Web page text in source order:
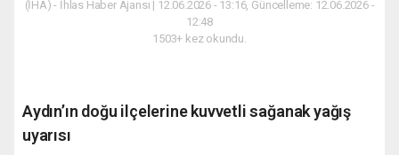
(İHA) - İhlas Haber Ajansı | 12.06.2026 - 13:16, Güncelleme: 12.06.2026 -
12:48
1503+ kez okundu.
Aydın’ın doğu ilçelerine kuvvetli sağanak yağış
uyarısı